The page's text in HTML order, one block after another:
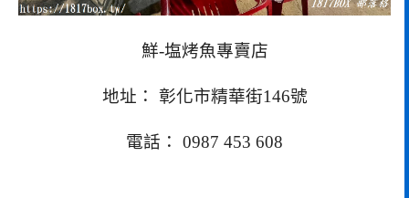
鮮-塩烤魚專賣店
地址： 彰化市精華街146號
電話： 0987 453 608